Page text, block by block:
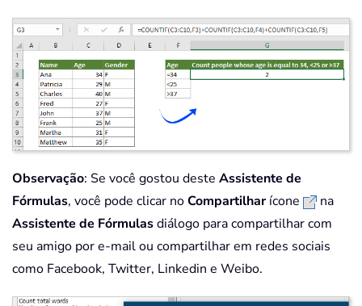
Observação: Se você gostou deste Assistente de
Fórmulas, você pode clicar noCompartilharícone
na
Assistente de Fórmulasdiálogo para compartilhar com
seu amigo por e-mail ou compartilhar em redes sociais
como Facebook, Twitter, Linkedin e Weibo.